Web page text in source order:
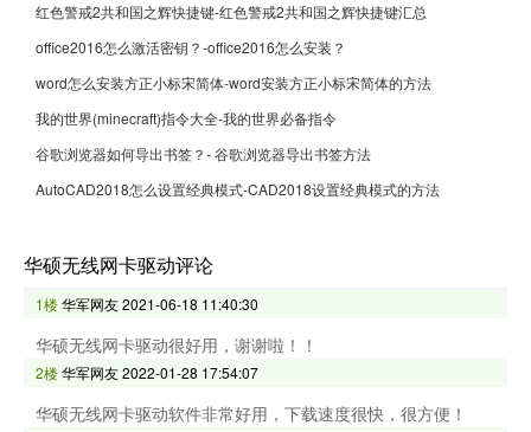
红色警戒2共和国之辉快捷键-红色警戒2共和国之辉快捷键汇总
office2016怎么激活密钥？-office2016怎么安装？
word怎么安装方正小标宋简体-word安装方正小标宋简体的方法
我的世界(minecraft)指令大全-我的世界必备指令
谷歌浏览器如何导出书签？- 谷歌浏览器导出书签方法
AutoCAD2018怎么设置经典模式-CAD2018设置经典模式的方法
华硕无线网卡驱动评论
1楼华军网友2021-06-18 11:40:30
华硕无线网卡驱动很好用，谢谢啦！！
2楼华军网友2022-01-28 17:54:07
华硕无线网卡驱动软件非常好用，下载速度很快，很方便！